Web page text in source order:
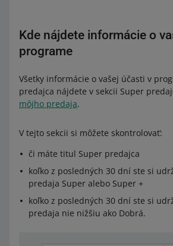
Kde nájdete informácie o
programe
Všetky informácie o vašej účasti v
predajca nájdete v sekcii Super
môjho predaja.
V tejto sekcii si môžete skontrolovať:
či máte titul Super predajca
koľko z posledných 30 dní ste si
predaja Super alebo Super +
koľko z posledných 30 dní ste si
predaja nie nižšiu ako Dobrá.